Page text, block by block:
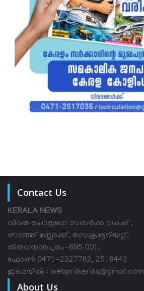
Contact Us
KERALA NEWS
വിവര പൊതുജന സമ്പര്‍ക്ക വകുപ്പ് ,
സൗത്ത് ബ്ലോക്ക്, സെക്രട്ടേറിയറ്റ്,
തിരുവനന്തപുരം-695 001,
ഫോൺ 0471-2327782, 2518443
ഇമെയിൽ : webprdkerala@gmail.com
About Us